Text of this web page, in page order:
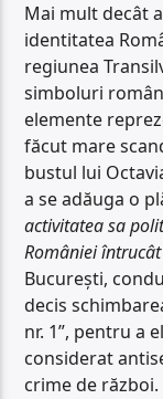
Mai mult decât
identitatea
regiunea
simboluri
elemente
făcut mare
bustul lui
a se adăuga o
activitatea sa
României
București,
decis
nr. 1”, pentru a
considerat
crime de război.